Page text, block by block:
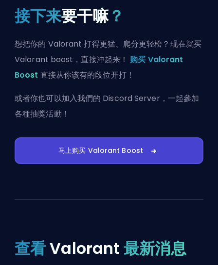
接下来要干嘛？
想把你的 Valorant 打得更猛、爬分更轻松？现在就买
Valorant boost，直接冲起来！购买 Valorant
Boost 直接从你该有的段位开打！
或者你也可以加入我們的 Discord Server ，一起參加
各種抽獎活動！
马上购买 Valorant Boost
查看Valorant 最新消息